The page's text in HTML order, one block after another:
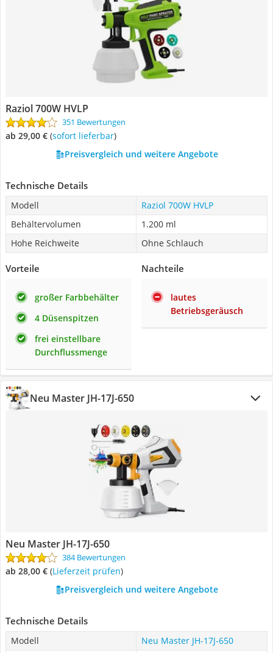
Raziol 700W HVLP
351 Bewertungen
ab 29,00 € ( Sofort lieferbar)
Preisvergleich und weitere Angebote
Technische Details
Modell
Raziol 700W HVLP
Behältervolumen
1.200 ml
Hohe Reichweite
Ohne Schlauch
Vorteile
großer Farbbehälter
4 Düsenspitzen
frei einstellbare
Durchflussmenge
Nachteile
lautes
Betriebsgeräusch
Neu Master JH-17J-650
Neu Master JH-17J-650
384 Bewertungen
ab 28,00 € (Lieferzeit prüfen)
Preisvergleich und weitere Angebote
Technische Details
Modell
Neu Master JH-17J-650